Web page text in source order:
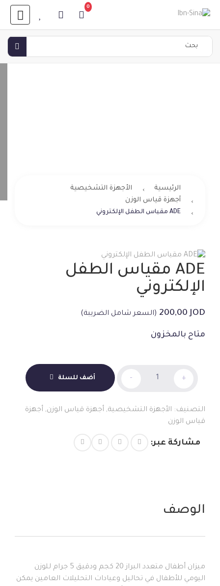
0
الرئيسية
الأجهزة التشخيصية
أجهزة قياس الوزن
ADE مقياس الطفل الإلكتروني
ADE مقياس الطفل
الإلكتروني
200,00JOD (السعر شامل الضريبة)
متاح بالمخزون
مقياس
الكمية
- + أضف للسلة
التصنيف: الأجهزة التشخيصية, أجهزة قياس الوزن, أجهزة
قياس الوزن
مشاركة عبر:
الوصف
ميزان أطفال متعدد البراز 20 كجم ودقيق 5 جرام للوزن
اليومي للأطفال في تحاليل وعيادات التحليلات العامين يمكن